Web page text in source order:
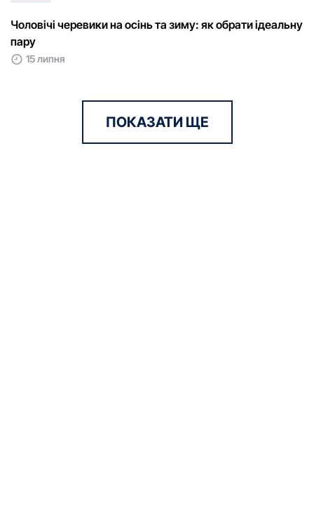
Чоловічі черевики на осінь та зиму: як обрати ідеальну
пару
15 липня
ПОКАЗАТИ ЩЕ